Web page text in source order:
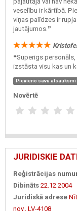
veselību ir kārtībā.
viņas palīdzes ir
jautājumos.❞
❝Superigs
izstāsta visu kas un
Pievieno savu atsauksmi
Novērtē
JURIDISKIE
Reģistrācijas
Dibināts 22.12.2004
Juridiskā adrese
nov., LV-4108